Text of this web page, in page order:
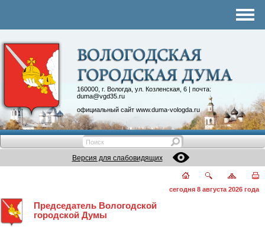
160000, г. Вологда, ул. Козленская, 6 | почта:
duma@vgd35.ru
официальный сайт www.duma-vologda.ru
Контакты
Депутатские объединения
Версия для слабовидящих
сегодня 8 августа 2026 года
Председатель Вологодской
городской Думы